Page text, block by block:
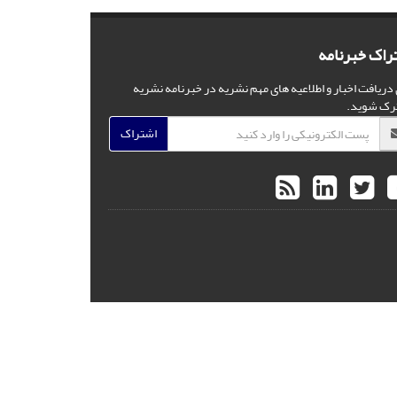
خبرنامه
دریافت اخبار و اطلاعیه های مهم نشریه در خبرنامه نشریه
شوید.
اشتراک